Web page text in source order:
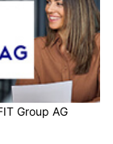
Group AG